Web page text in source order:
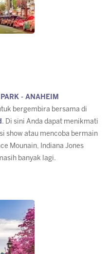
- ANAHEIM
bergembira bersama di
. Di sini Anda dapat menikmati
show atau mencoba bermain
Mounain, Indiana Jones
banyak lagi.